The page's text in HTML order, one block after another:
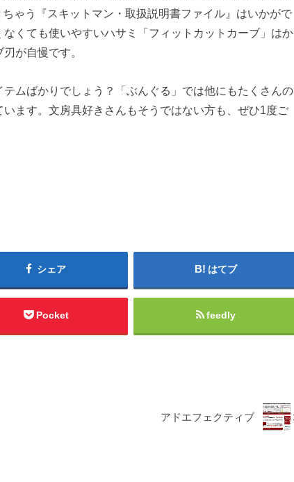
ゃう『スキットマン・取扱説明書ファイル』はいかがで
くても使いやすいハサミ「フィットカットカーブ」はか
が自慢です。
ムばかりでしょう？「ぶんぐる」では他にもたくさんの
ます。文房具好きさんもそうではない方も、ぜひ1度ご
シェア はてブ
Pocket feedly
アドエフェクティブ